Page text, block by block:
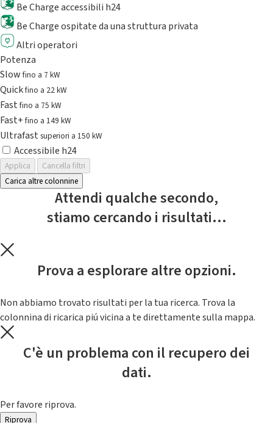
Be Charge accessibili h24
Be Charge ospitate da una struttura privata
Altri operatori
Potenza
Slowfino a 7 kW
Quickfino a 22 kW
Fastfino a 75 kW
Fast+fino a 149 kW
Ultrafast superiori a 150 kW
Accessibile h24
Applica
Cancella filtri
Carica altre colonnine
Attendi qualche secondo,
stiamo cercando i risultati...
Prova a esplorare altre opzioni.
Non abbiamo trovato risultati per la tua ricerca. Trova la
colonnina di ricarica piú vicina a te direttamente sulla mappa.
C'è un problema con il recupero dei
dati.
Per favore riprova.
Riprova